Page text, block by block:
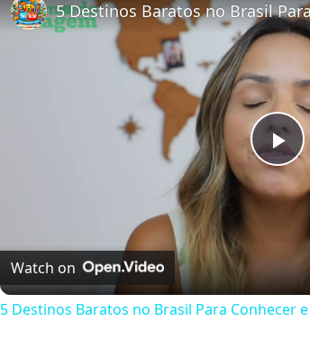
Watch on
5 Destinos Baratos no Brasil Para Conhecer